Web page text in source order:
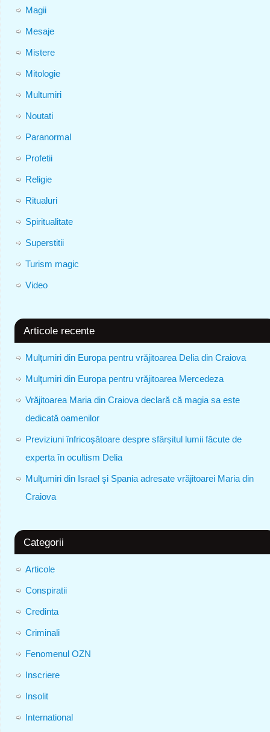
Magii
Mesaje
Mistere
Mitologie
Multumiri
Noutati
Paranormal
Profetii
Religie
Ritualuri
Spiritualitate
Superstitii
Turism magic
Video
Articole recente
Mulţumiri din Europa pentru vrăjitoarea Delia din Craiova
Mulţumiri din Europa pentru vrăjitoarea Mercedeza
Vrăjitoarea Maria din Craiova declară că magia sa este
dedicată oamenilor
Previziuni înfricoșătoare despre sfârșitul lumii făcute de
experta în ocultism Delia
Mulţumiri din Israel şi Spania adresate vrăjitoarei Maria din
Craiova
Categorii
Articole
Conspiratii
Credinta
Criminali
Fenomenul OZN
Inscriere
Insolit
International